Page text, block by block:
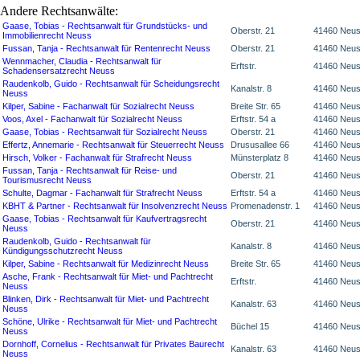
Andere Rechtsanwälte:
Gaase, Tobias - Rechtsanwalt für Grundstücks- und
Immobilienrecht Neuss
Oberstr. 21
41460
Fussan, Tanja - Rechtsanwalt für Rentenrecht Neuss
Oberstr. 21
41460
Wennmacher, Claudia - Rechtsanwalt für
Schadensersatzrecht Neuss
Erftstr.
41460
Raudenkolb, Guido - Rechtsanwalt für Scheidungsrecht
Neuss
Kanalstr. 8
41460
Kilper, Sabine - Fachanwalt für Sozialrecht Neuss
Breite Str. 65
41460
Voos, Axel - Fachanwalt für Sozialrecht Neuss
Erftstr. 54 a
41460
Gaase, Tobias - Rechtsanwalt für Sozialrecht Neuss
Oberstr. 21
41460
Effertz, Annemarie - Rechtsanwalt für Steuerrecht Neuss
Drususallee 66
41460
Hirsch, Volker - Fachanwalt für Strafrecht Neuss
Münsterplatz 8
41460
Fussan, Tanja - Rechtsanwalt für Reise- und
Tourismusrecht Neuss
Oberstr. 21
41460
Schulte, Dagmar - Fachanwalt für Strafrecht Neuss
Erftstr. 54 a
41460
KBHT & Partner - Rechtsanwalt für Insolvenzrecht Neuss Promenadenstr. 1
41460
Gaase, Tobias - Rechtsanwalt für Kaufvertragsrecht
Neuss
Oberstr. 21
41460
Raudenkolb, Guido - Rechtsanwalt für
Kündigungsschutzrecht Neuss
Kanalstr. 8
41460
Kilper, Sabine - Rechtsanwalt für Medizinrecht Neuss
Breite Str. 65
41460
Asche, Frank - Rechtsanwalt für Miet- und Pachtrecht
Neuss
Erftstr.
41460
Blinken, Dirk - Rechtsanwalt für Miet- und Pachtrecht
Neuss
Kanalstr. 63
41460
Schöne, Ulrike - Rechtsanwalt für Miet- und Pachtrecht
Neuss
Büchel 15
41460
Dornhoff, Cornelius - Rechtsanwalt für Privates Baurecht
Neuss
Kanalstr. 63 41460